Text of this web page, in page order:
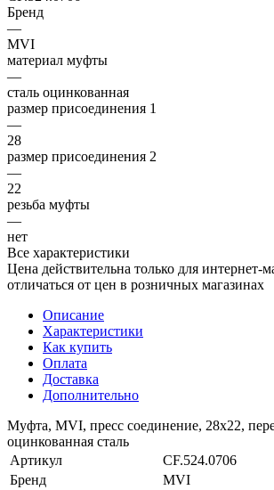
Бренд
—
MVI
материал муфты
—
сталь оцинкованная
размер присоединения 1
—
28
размер присоединения 2
—
22
резьба муфты
—
нет
Все характеристики
Цена действительна только для интернет-
отличаться от цен в розничных магазинах
Описание
Характеристики
Как купить
Оплата
Доставка
Дополнительно
Муфта, MVI, пресс соединение, 28x22,
оцинкованная сталь
Артикул
CF.524.0706
Бренд
MVI